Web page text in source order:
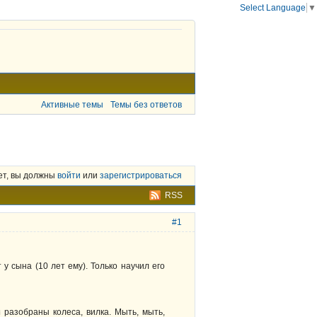
Активные темы Темы без ответов
вы должны войти или зарегистрироваться
RSS
#1
сына (10 лет ему). Только научил его
колеса, вилка. Мыть, мыть,
Select Language ▼